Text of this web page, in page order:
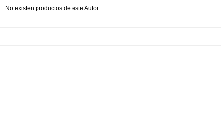
No existen productos de este Autor.